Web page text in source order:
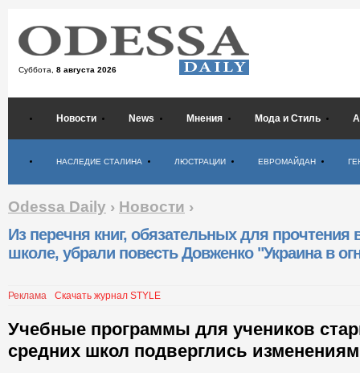
Суббота, 8 августа 2026
Новости News Мнения Мода и Стиль
НАСЛЕДИЕ СТАЛИНА ЛЮСТРАЦИИ ЕВРОМАЙДАН
Odessa Daily › Новости ›
Из перечня книг, обязательных для прочтения
школе, убрали повесть Довженко "Украина в
Реклама Скачать журнал STYLE
Учебные программы для учеников
средних школ подверглись